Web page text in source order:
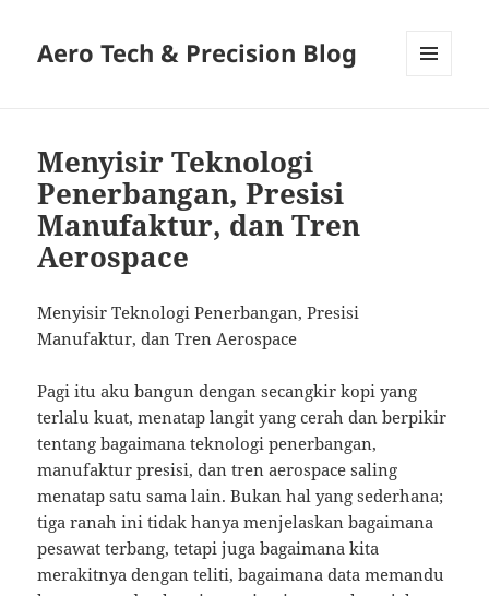
Aero Tech & Precision Blog
Menyisir Teknologi
Penerbangan, Presisi
Manufaktur, dan Tren
Aerospace
Menyisir Teknologi Penerbangan, Presisi
Manufaktur, dan Tren Aerospace
Pagi itu aku bangun dengan secangkir kopi yang
terlalu kuat, menatap langit yang cerah dan berpikir
tentang bagaimana teknologi penerbangan,
manufaktur presisi, dan tren aerospace saling
menatap satu sama lain. Bukan hal yang sederhana;
tiga ranah ini tidak hanya menjelaskan bagaimana
pesawat terbang, tetapi juga bagaimana kita
merakitnya dengan teliti, bagaimana data memandu